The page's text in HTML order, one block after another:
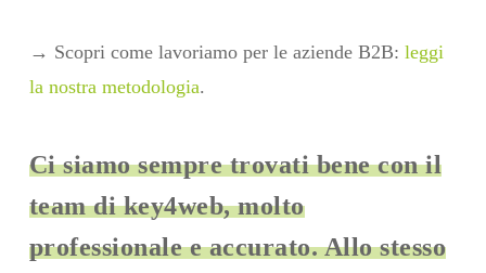
→ Scopri come lavoriamo per le aziende B2B: leggi
la nostra metodologia.
Ci siamo sempre trovati bene con il
team di key4web, molto
professionale e accurato. Allo stesso